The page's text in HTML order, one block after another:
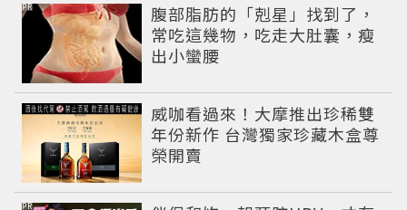
腹部脂肪的「剋星」找到了，
常吃這幾物，吃走大肚囊，瘦
出小蠻腰
PR
威咖看過來！大摩推出珍稀雙
年份新作 台灣獨家珍藏木盒尊
榮開賣
PR